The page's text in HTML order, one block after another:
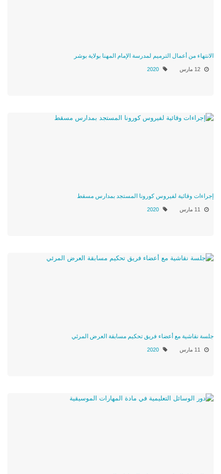
الانتهاء من أعمال الترميم لمدرسة الإمام المهنا بولاية بوشر
12 مارس 2020
إجراءات وقائية لفيروس كورونا المستجد بمدارس مسقط
11 مارس 2020
جلسة نقاشية مع أعضاء فريق تحكيم مسابقة العرض المرئي
11 مارس 2020